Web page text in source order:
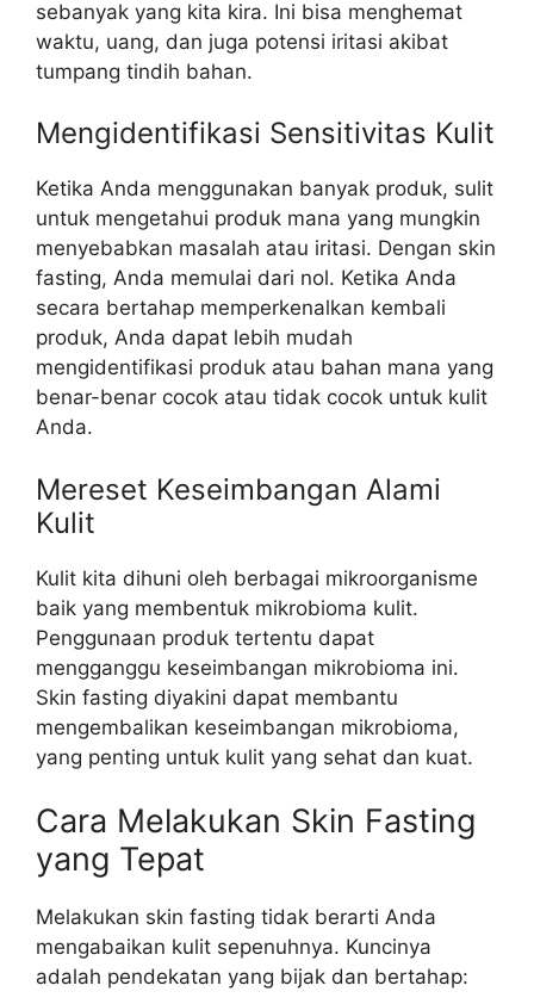
sebanyak yang kita kira. Ini bisa menghemat
waktu, uang, dan juga potensi iritasi akibat
tumpang tindih bahan.
Mengidentifikasi Sensitivitas Kulit
Ketika Anda menggunakan banyak produk, sulit
untuk mengetahui produk mana yang mungkin
menyebabkan masalah atau iritasi. Dengan skin
fasting, Anda memulai dari nol. Ketika Anda
secara bertahap memperkenalkan kembali
produk, Anda dapat lebih mudah
mengidentifikasi produk atau bahan mana yang
benar-benar cocok atau tidak cocok untuk kulit
Anda.
Mereset Keseimbangan Alami
Kulit
Kulit kita dihuni oleh berbagai mikroorganisme
baik yang membentuk mikrobioma kulit.
Penggunaan produk tertentu dapat
mengganggu keseimbangan mikrobioma ini.
Skin fasting diyakini dapat membantu
mengembalikan keseimbangan mikrobioma,
yang penting untuk kulit yang sehat dan kuat.
Cara Melakukan Skin Fasting
yang Tepat
Melakukan skin fasting tidak berarti Anda
mengabaikan kulit sepenuhnya. Kuncinya
adalah pendekatan yang bijak dan bertahap: